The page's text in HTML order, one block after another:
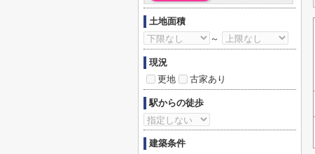
土地面積
～
現況
更地
古家あり
駅からの徒歩
建築条件